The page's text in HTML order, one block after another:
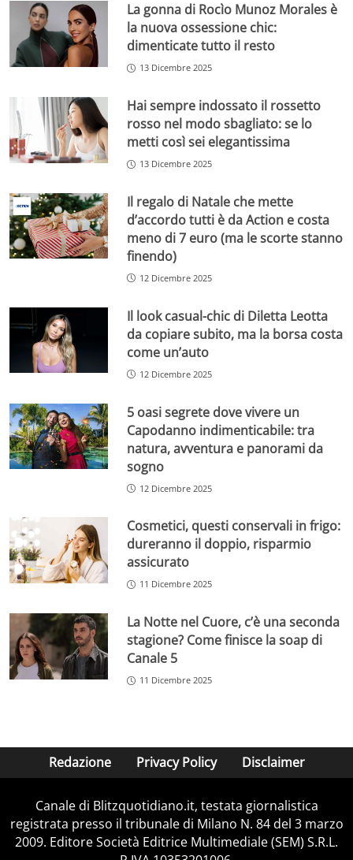
La gonna di Rocìo Munoz Morales è
la nuova ossessione chic:
dimenticate tutto il resto
13 Dicembre 2025
Hai sempre indossato il rossetto
rosso nel modo sbagliato: se lo
metti così sei elegantissima
13 Dicembre 2025
Il regalo di Natale che mette
d’accordo tutti è da Action e costa
meno di 7 euro (ma le scorte stanno
finendo)
12 Dicembre 2025
Il look casual-chic di Diletta Leotta
da copiare subito, ma la borsa costa
come un’auto
12 Dicembre 2025
5 oasi segrete dove vivere un
Capodanno indimenticabile: tra
natura, avventura e panorami da
sogno
12 Dicembre 2025
Cosmetici, questi conservali in frigo:
dureranno il doppio, risparmio
assicurato
11 Dicembre 2025
La Notte nel Cuore, c’è una seconda
stagione? Come finisce la soap di
Canale 5
11 Dicembre 2025
Redazione Privacy Policy Disclaimer
Canale di Blitzquotidiano.it, testata giornalistica
registrata presso il tribunale di Milano N. 84 del 3 marzo
2009. Editore Società Editrice Multimediale (SEM) S.R.L.